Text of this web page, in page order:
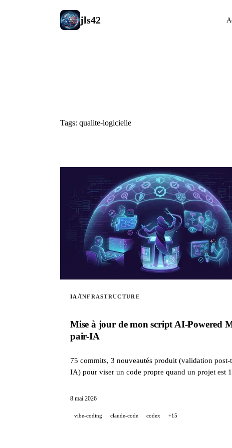
jls42
Tags: qualite-logicielle
IA /INFRASTRUCTURE
Mise à jour de mon script AI-Powered
pair-IA
75 commits, 3 nouveautés produit (validation
IA) pour viser un code propre quand un projet est
8 mai 2026
vibe-coding claude-code codex +15